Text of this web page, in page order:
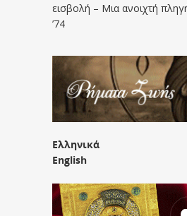
εισβολή – Μια ανοιχτή
’74
Ελληνικά
English